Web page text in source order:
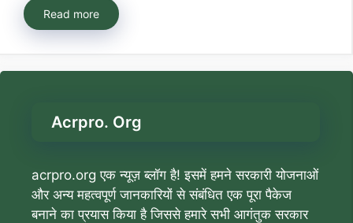
Read more
Acrpro. Org
acrpro.org एक न्यूज़ ब्लॉग है! इसमें हमने सरकारी योजनाओं
और अन्य महत्वपूर्ण जानकारियों से संबंधित एक पूरा पैकेज
बनाने का प्रयास किया है जिससे हमारे सभी आगंतुक सरकार